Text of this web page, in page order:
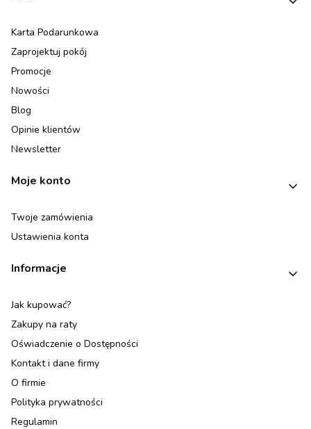
Karta Podarunkowa
Zaprojektuj pokój
Promocje
Nowości
Blog
Opinie klientów
Newsletter
Moje konto
Twoje zamówienia
Ustawienia konta
Informacje
Jak kupować?
Zakupy na raty
Oświadczenie o Dostępności
Kontakt i dane firmy
O firmie
Polityka prywatności
Regulamin